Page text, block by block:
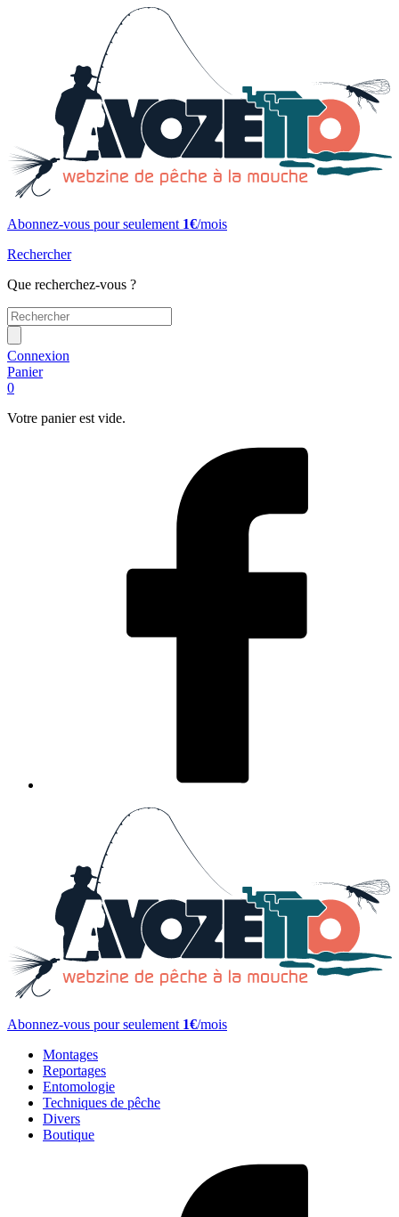
Abonnez-vous pour seulement 1€/mois
Rechercher
Que recherchez-vous ?
Connexion
Panier
0
Votre panier est vide.
Abonnez-vous pour seulement 1€/mois
Montages
Reportages
Entomologie
Techniques de pêche
Divers
Boutique